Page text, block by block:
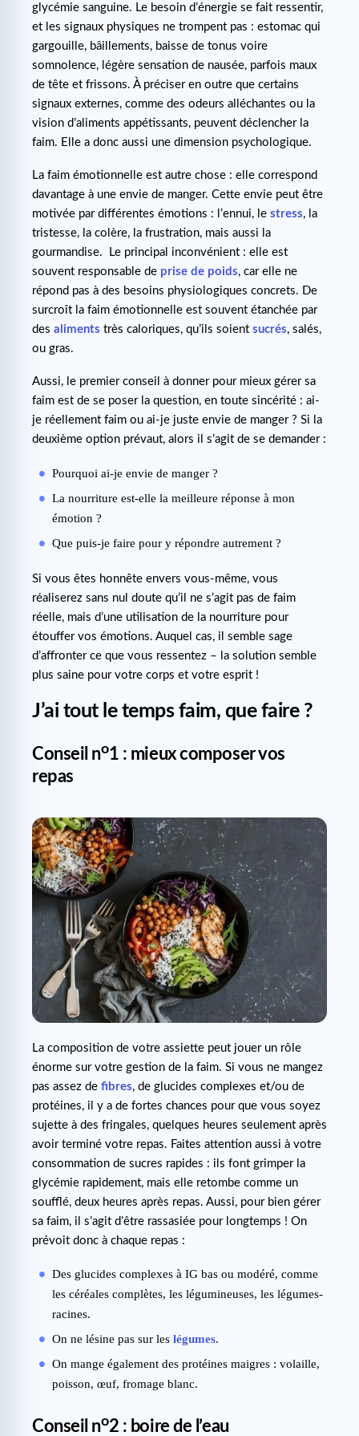
glycémie sanguine. Le besoin d’énergie se fait ressentir,
et les signaux physiques ne trompent pas : estomac qui
gargouille, bâillements, baisse de tonus voire
somnolence, légère sensation de nausée, parfois maux
de tête et frissons. À préciser en outre que certains
signaux externes, comme des odeurs alléchantes ou la
vision d’aliments appétissants, peuvent déclencher la
faim. Elle a donc aussi une dimension psychologique.
La faim émotionnelle est autre chose : elle correspond
davantage à une envie de manger. Cette envie peut être
motivée par différentes émotions : l’ennui, le stress, la
tristesse, la colère, la frustration, mais aussi la
gourmandise. Le principal inconvénient : elle est
souvent responsable de prise de poids, car elle ne
répond pas à des besoins physiologiques concrets. De
surcroît la faim émotionnelle est souvent étanchée par
des aliments très caloriques, qu’ils soient sucrés, salés,
ou gras.
Aussi, le premier conseil à donner pour mieux gérer sa
faim est de se poser la question, en toute sincérité : ai-
je réellement faim ou ai-je juste envie de manger ? Si la
deuxième option prévaut, alors il s’agit de se demander :
Pourquoi ai-je envie de manger ?
La nourriture est-elle la meilleure réponse à mon
émotion ?
Que puis-je faire pour y répondre autrement ?
Si vous êtes honnête envers vous-même, vous
réaliserez sans nul doute qu’il ne s’agit pas de faim
réelle, mais d’une utilisation de la nourriture pour
étouffer vos émotions. Auquel cas, il semble sage
d’affronter ce que vous ressentez – la solution semble
plus saine pour votre corps et votre esprit !
J’ai tout le temps faim, que faire ?
Conseil no1 : mieux composer vos
repas
La composition de votre assiette peut jouer un rôle
énorme sur votre gestion de la faim. Si vous ne mangez
pas assez de fibres, de glucides complexes et/ou de
protéines, il y a de fortes chances pour que vous soyez
sujette à des fringales, quelques heures seulement après
avoir terminé votre repas. Faites attention aussi à votre
consommation de sucres rapides : ils font grimper la
glycémie rapidement, mais elle retombe comme un
soufflé, deux heures après repas. Aussi, pour bien gérer
sa faim, il s’agit d’être rassasiée pour longtemps ! On
prévoit donc à chaque repas :
Des glucides complexes à IG bas ou modéré, comme
les céréales complètes, les légumineuses, les légumes-
racines.
On ne lésine pas sur les légumes.
On mange également des protéines maigres : volaille,
poisson, œuf, fromage blanc.
Conseil no2 : boire de l’eau